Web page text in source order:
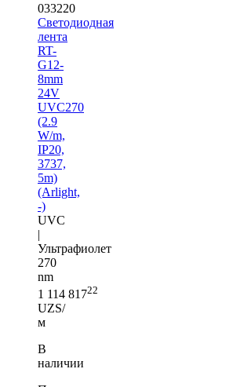
033220
Светодиодная
лента
RT-
G12-
8mm
24V
UVC270
(2.9
W/m,
IP20,
3737,
5m)
(Arlight,
-)
UVC
|
Ультрафиолет
270
nm
1 114 81722
UZS/
м
В
наличии